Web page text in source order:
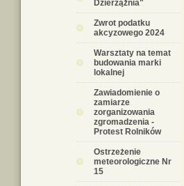
Dzierzążnia"
Zwrot podatku
akcyzowego 2024
Warsztaty na temat
budowania marki
lokalnej
Zawiadomienie o
zamiarze
zorganizowania
zgromadzenia -
Protest Rolników
Ostrzeżenie
meteorologiczne Nr
15